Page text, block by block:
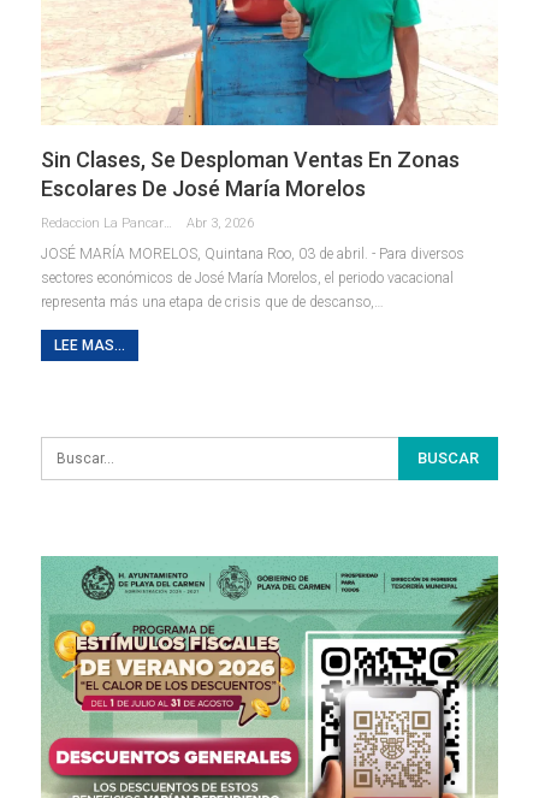
Sin Clases, Se Desploman Ventas En Zonas
Escolares De José María Morelos
Redaccion La Pancarta De Quintana Roo Abr 3, 2026
JOSÉ MARÍA MORELOS, Quintana Roo, 03 de abril. - Para diversos
sectores económicos de José María Morelos, el periodo vacacional
representa más una etapa de crisis que de descanso,…
LEE MAS...